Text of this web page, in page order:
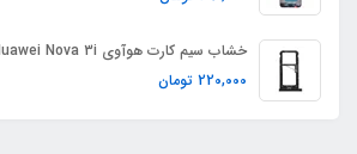
خشاب سیم کارت هوآوی Huawei Nova 3i
220,000 تومان